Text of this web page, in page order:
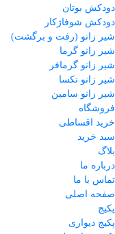
دودکش بوتان
دودکش شوفاژکار
شیر زانو (رفت و برگشت)
شیر زانو گرما
شیر زانو گرمافر
شیر زانو تکسا
شیر زانو سامین
فروشگاه
خرید اقساطی
سبد خرید
بلاگ
درباره ما
تماس با ما
صفحه اصلی
پکیج
پکیج دیواری